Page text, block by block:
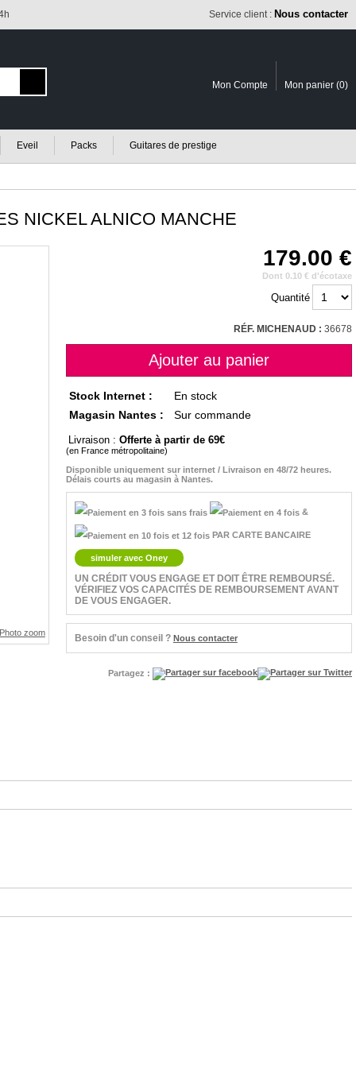
Service client : Nous contacter
Mon Compte Mon panier (0)
Eveil Packs Guitares de prestige
NICKEL ALNICO MANCHE
179.00
Dont 0.10 € d'écotaxe
Quantité
RÉF. MICHENAUD : 36678
Stock Internet :
En stock
Magasin Nantes :
Sur commande
Livraison : Offerte à partir de 69
(en France métropolitaine)
Disponible uniquement sur internet / Livraison en 48/72 heures.
Délais courts au magasin à Nantes.
&
PAR CARTE BANCAIRE
simuler avec Oney
UN CRÉDIT VOUS ENGAGE ET DOIT ÊTRE REMBOURSÉ.
VÉRIFIEZ VOS CAPACITÉS DE REMBOURSEMENT AVANT
DE VOUS ENGAGER.
Besoin d'un conseil ? Nous contacter
Partagez :